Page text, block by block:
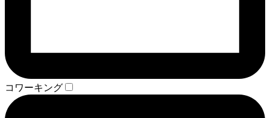
コワーキング